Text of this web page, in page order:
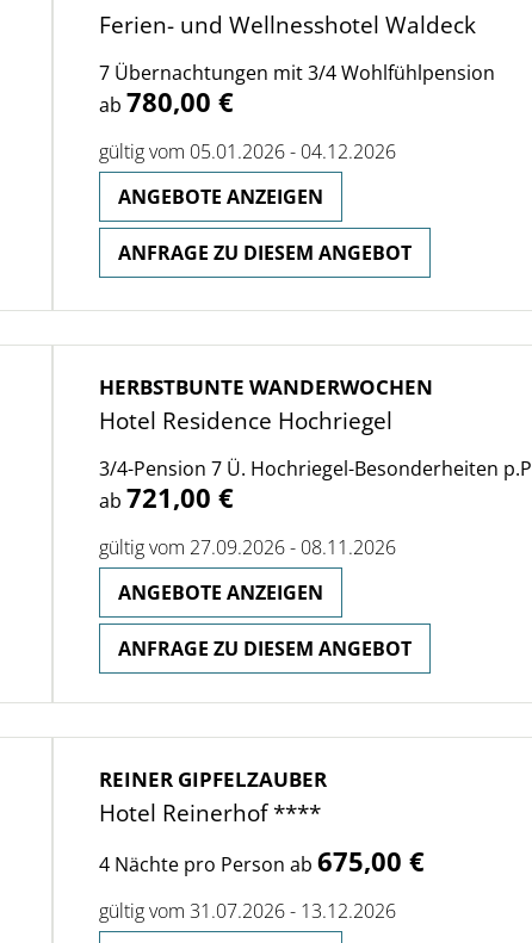
Ferien- und Wellnesshotel Waldeck
7 Übernachtungen mit 3/4 Wohlfühlpension
ab780,00 €
gültig vom 05.01.2026 - 04.12.2026
ANGEBOTE ANZEIGEN
ANFRAGE ZU DIESEM ANGEBOT
HERBSTBUNTE WANDERWOCHEN
Hotel Residence Hochriegel
3/4-Pension 7 Ü. Hochriegel-Besonderheiten p.P
ab721,00 €
gültig vom 27.09.2026 - 08.11.2026
ANGEBOTE ANZEIGEN
ANFRAGE ZU DIESEM ANGEBOT
REINER GIPFELZAUBER
Hotel Reinerhof ****
4 Nächte pro Person ab675,00 €
gültig vom 31.07.2026 - 13.12.2026